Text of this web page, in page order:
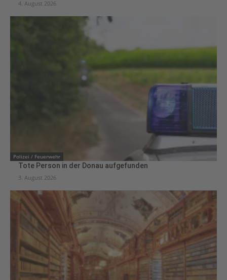
4. August 2026
Polizei / Feuerwehr
Tote Person in der Donau aufgefunden
3. August 2026